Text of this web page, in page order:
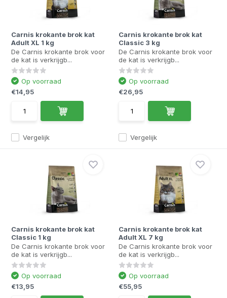
Carnis krokante brok kat
Adult XL 1 kg
De Carnis krokante brok voor
de kat is verkrijgb...
Vergelijk
Op voorraad
€14,95
Carnis krokante brok kat
Classic 3 kg
De Carnis krokante brok voor
de kat is verkrijgb...
Vergelijk
Op voorraad
€26,95
Carnis krokante brok kat
Classic 1 kg
De Carnis krokante brok voor
de kat is verkrijgb...
Op voorraad
€13,95
Carnis krokante brok kat
Adult XL 7 kg
De Carnis krokante brok voor
de kat is verkrijgb...
Op voorraad
€55,95